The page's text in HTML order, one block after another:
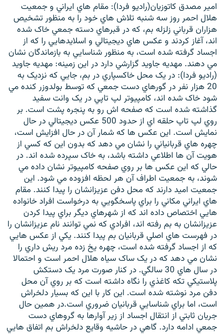
گزارش‌های ویدئویی
English
به ما بپیوندید
زبان‌های دیگر
امير مصدق كاتوزيان(راديو فردا): مقام هاي ايراني و جمعيت
هلال احمر روز سه شنبه تلاش هاي خود را به منظور تشخيص
هزاران قرباني زلزله بم، که در قبرهاي دسته جمعي خاک شده
اند، آغاز کردند و عکس هاي ديجيتالي و اسلايدهايي را که از
اجساد گرفته شده است، به منظور شناسايي به بازماندگان نشان
مي دهند. مهديه جاويد گزارشي دارد در اين زمينه: مهديه جاويد
(راديو فردا): در يک محل خاکسپاري در بم، جايي که نزديک به
20 هزار نفر در گورهاي دست جمعي که توسط بولدوزر کنده مي
شود خاک شده اند، کامپيوتر لپ تاپي در يک وانت سفيد
گذاشته شده است که صفحه اش رو به پنجره پشت است. بر
روي لپ تاپ حلقه اي از حدود 500 عکس ديجيتالي در حال
نمايش است. اين عکس ها که شمار آن در حال افزايش است،
چهره هاي قربانياني را نشان مي دهد که بدون اين که کسي از
هويت آن ها اطلاعي داشته باشد، به خاک سپرده شده اند. در
حالي که اين عکس ها بر روي صفحه کامپيوتر نشان داده مي
شوند، به جمعيت اطراف آن هر لحظه افزوده مي شود. اين
جمعيت اميد دارند که محل دفن عزيزانشان را پيدا کنند. مقام
هاي ايراني مکاني را براي پاسخگويي به درخواست افراد خانواده
هايي اختصاص داده اند که از شهرهاي ديگر براي پيدا کردن
عزيزانشان به بم رفته اند، افرادي که نمي توانند نام عزيزانشان را
در فهرست هاي اصلي قربانيان بم پيدا کنند. يکي از عکس هايي
که از اجساد گرفته شده است، چهره يخ زده مرد ريش داري را
نشان مي دهد که در يک ساک سياه هلال احمر است و احتمالا
در سال هاي 30 سالگي. در کنار صورت مرد يک دستکش
پلاستيکي تکه کاغذي را نگاه داشته است که بر روي آن محل
دفن مرد نوشته شده است. اين کار با اين که بسيار دلخراش
است، اما براي شناسايي قربانيان ضروري است.در همين حال
جريان ثابتي از انتقال اجساد از زير آوارها به گروهاي دست
جمعي ادامه دارد. گاهي در حاشيه وقايع دلخراش بم اتفاق هايي